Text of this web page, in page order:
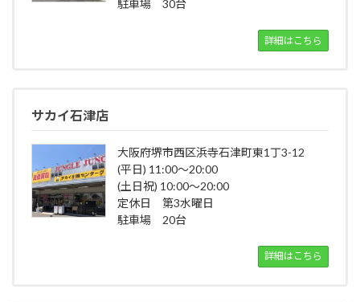
駐車場 30台
詳細はこちら
サカイ石津店
大阪府堺市西区浜寺石津町東1丁3-12
(平日) 11:00～20:00
(土日祝) 10:00～20:00
定休日 第3水曜日
駐車場 20台
詳細はこちら